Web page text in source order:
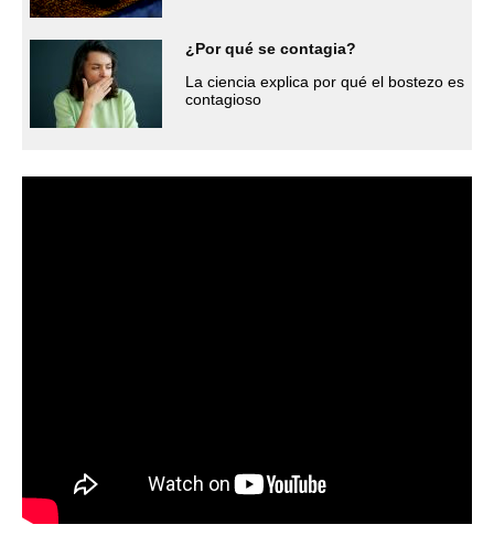
¿Por qué se contagia?
La ciencia explica por qué el bostezo es
contagioso